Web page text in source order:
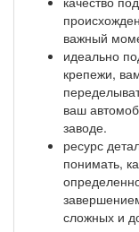
важный
идеально
крепежи,
ваш
заводе.
ресурс
понимать,
сложных и